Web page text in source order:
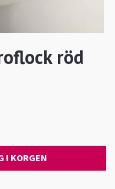
röd
I KORGEN